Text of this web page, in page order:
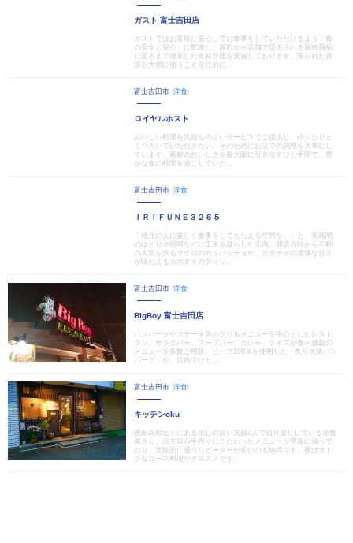
ガスト 富士吉田店
ガストではお客様に安心してお食事をしていただけるよう「食
の安全と安心」に配慮し、原料から店舗で提供される最終商品
に至るまで徹底した食材管理を実施しております。限られた資
源を大切に使うことを目的に...
富士吉田市 洋食
ロイヤルホスト
おいしい料理を気持ちのよいサービスでご提供し、ゆったりと
くつろいでいただきたい。そのためにお店での調理を大事にし
ています。素材のおいしさを最大限に引き出すひと手間で、豊
かな食の時間を過ごしていた...
富士吉田市 洋食
ＩＲＩＦＵＮＥ３２６５
「地元の人に楽しく食事をしてもらえる空間を。」と、客席間
のゆとりや照明などに工夫を凝らした店内。開店当時から不動
の人気を誇るマグロのカルパッチョや、カボチャの濃厚な甘さ
が味わえるカボチャのディッ...
富士吉田市 洋食
BigBoy 富士吉田店
ハンバーグやステーキ等のグリルメニューを中心としたレスト
ラン。サラダバー、スープバー、カレー、ライスが食べ放題の
メニューを多数ご用意。ビーフ100％を使用した「炙り大俵ハン
バーグ」や、店内でひと...
富士吉田市 洋食
キッチンoku
吉田高校近くにある感じの良い夫婦2人で切り盛りしている洋食
屋さん。店主自ら手作りにこだわったメニューが豊富に揃って
おり、定期的に通うリピーターが多いのも納得です。夜はオト
クなコース料理がオススメです。